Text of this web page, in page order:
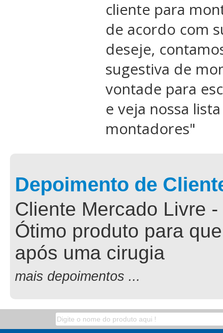
cliente para
de acordo com
deseje,
sugestiva de
vontade para
e veja nossa
montadores"
Depoimento de
Cliente Mercado Livre
Ótimo produto para
após uma cirugia
mais depoimentos ...